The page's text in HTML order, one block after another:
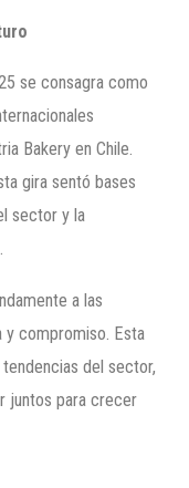
se consagra como
Bakery en Chile.
gira sentó bases
sector y la
a las
y compromiso. Esta
del sector,
juntos para crecer